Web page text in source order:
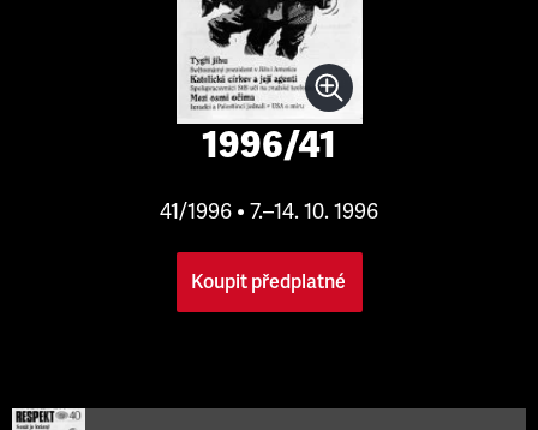
41/1996 • 7.–14. 10. 1996
1996/41
Koupit předplatné